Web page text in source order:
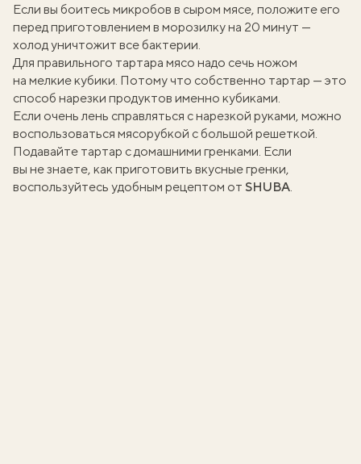
Если вы боитесь микробов в сыром мясе, положите его
перед приготовлением в морозилку на 20 минут —
холод уничтожит все бактерии.
Для правильного тартара мясо надо сечь ножом
на мелкие кубики. Потому что собственно тартар — это
способ нарезки продуктов именно кубиками.
Если очень лень справляться с нарезкой руками, можно
воспользоваться мясорубкой с большой решеткой.
Подавайте тартар с домашними гренками. Если
вы не знаете, как приготовить вкусные гренки,
воспользуйтесь удобным рецептом от SHUBA.